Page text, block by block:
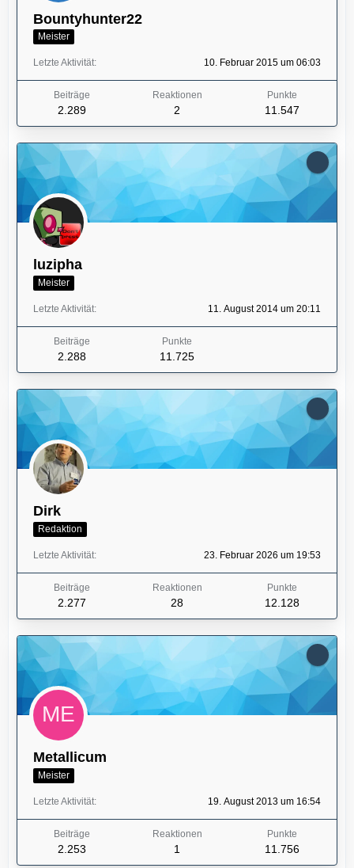
Bountyhunter22
Meister
Letzte Aktivität 10. Februar 2015 um 06:03
Beiträge
2.289
Reaktionen
2
Punkte
11.547
luzipha
Meister
Letzte Aktivität 11. August 2014 um 20:11
Beiträge
2.288
Punkte
11.725
Dirk
Redaktion
Letzte Aktivität 23. Februar 2026 um 19:53
Beiträge
2.277
Reaktionen
28
Punkte
12.128
Metallicum
Meister
Letzte Aktivität 19. August 2013 um 16:54
Beiträge
2.253
Reaktionen
1
Punkte
11.756